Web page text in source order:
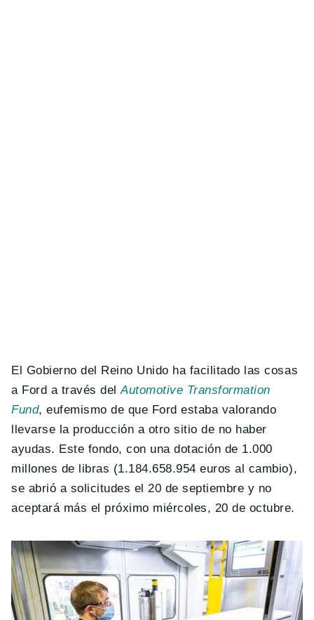
El Gobierno del Reino Unido ha facilitado las cosas
a Ford a través delAutomotive Transformation
Fund, eufemismo de que Ford estaba valorando
llevarse la producción a otro sitio de no haber
ayudas. Este fondo, con una dotación de 1.000
millones de libras (1.184.658.954 euros al cambio),
se abrió a solicitudes el 20 de septiembre y no
aceptará más el próximo miércoles, 20 de octubre.